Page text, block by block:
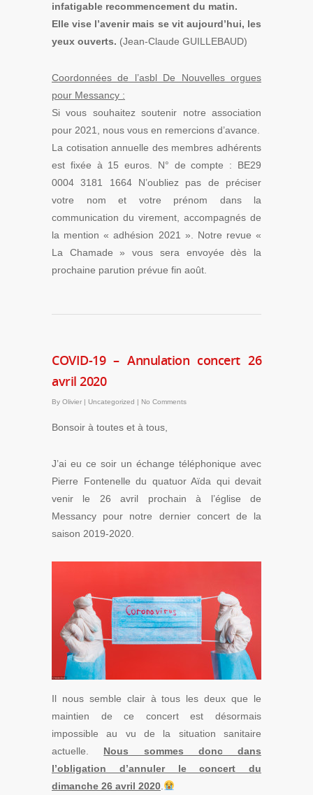
infatigable recommencement du matin.
Elle vise l’avenir mais se vit aujourd’hui, les
yeux ouverts. (Jean-Claude GUILLEBAUD)
Coordonnées de l’asbl De Nouvelles orgues
pour Messancy :
Si vous souhaitez soutenir notre association
pour 2021, nous vous en remercions d’avance.
La cotisation annuelle des membres adhérents
est fixée à 15 euros. N° de compte : BE29
0004 3181 1664 N’oubliez pas de préciser
votre nom et votre prénom dans la
communication du virement, accompagnés de
la mention « adhésion 2021 ». Notre revue «
La Chamade » vous sera envoyée dès la
prochaine parution prévue fin août.
COVID-19 – Annulation concert 26
avril 2020
By Olivier | Uncategorized | No Comments
Bonsoir à toutes et à tous,
J’ai eu ce soir un échange téléphonique avec
Pierre Fontenelle du quatuor Aïda qui devait
venir le 26 avril prochain à l’église de
Messancy pour notre dernier concert de la
saison 2019-2020.
Il nous semble clair à tous les deux que le
maintien de ce concert est désormais
impossible au vu de la situation sanitaire
actuelle. Nous sommes donc dans
l’obligation d’annuler le concert du
dimanche 26 avril 2020